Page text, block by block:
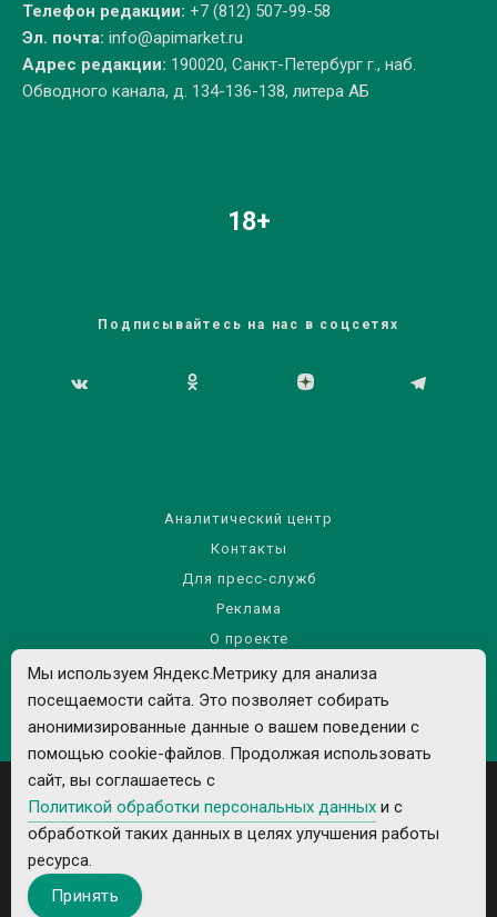
Телефон редакции: +7 (812) 507-99-58
Эл. почта: info@apimarket.ru
Адрес редакции: 190020, Санкт-Петербург г., наб.
Обводного канала, д. 134-136-138, литера АБ
18+
Подписывайтесь на нас в соцсетях
Аналитический центр
Контакты
Для пресс-служб
Реклама
О проекте
Правила использования материалов сайта
Политика обработки персональных данных
Все рекламируемые товары и услуги имеют необходимые лицензии и
Мы используем Яндекс.Метрику для анализа
посещаемости сайта. Это позволяет собирать
анонимизированные данные о вашем поведении с
помощью cookie-файлов. Продолжая использовать
сайт, вы соглашаетесь с
Политикой обработки персональных данных и с
обработкой таких данных в целях улучшения работы
ресурса.
Принять